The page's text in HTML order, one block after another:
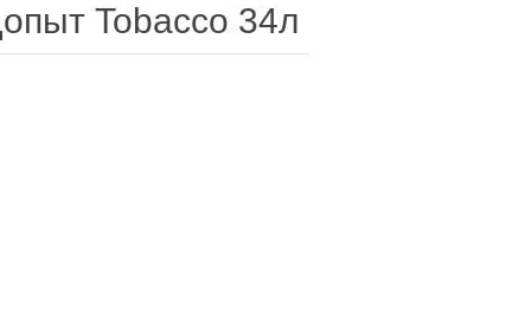
Tobacco 34л